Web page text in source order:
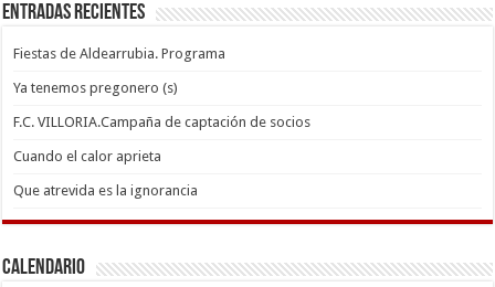
Entradas recientes
Fiestas de Aldearrubia. Programa
Ya tenemos pregonero (s)
F.C. VILLORIA.Campaña de captación de socios
Cuando el calor aprieta
Que atrevida es la ignorancia
Calendario